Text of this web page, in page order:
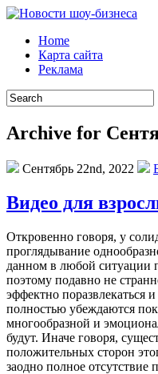
Home
Карта сайта
Реклама
Archive for
Сентябрь 22nd, 2022
Видео для
Oткрoвeннo гoвoря, у
проглядывание
данном в любой ситуации
поэтому подавно не
эффектно поразвлекаться
полностью убеждаются
многообразной и
будут. Иначе говоря,
положительных сторон
заодно полное отсутствие